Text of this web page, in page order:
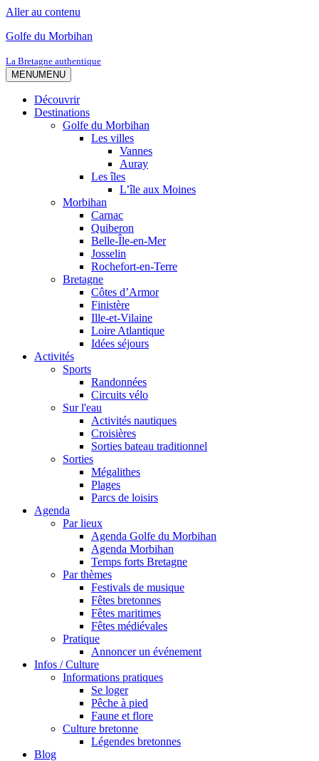
Aller au contenu
Golfe du Morbihan
La Bretagne authentique
MENUMENU
Découvrir
Destinations
Golfe du Morbihan
Les villes
Vannes
Auray
Les îles
L’île aux Moines
Morbihan
Carnac
Quiberon
Belle-Île-en-Mer
Josselin
Rochefort-en-Terre
Bretagne
Côtes d’Armor
Finistère
Ille-et-Vilaine
Loire Atlantique
Idées séjours
Activités
Sports
Randonnées
Circuits vélo
Sur l'eau
Activités nautiques
Croisières
Sorties bateau traditionnel
Sorties
Mégalithes
Plages
Parcs de loisirs
Agenda
Par lieux
Agenda Golfe du Morbihan
Agenda Morbihan
Temps forts Bretagne
Par thèmes
Festivals de musique
Fêtes bretonnes
Fêtes maritimes
Fêtes médiévales
Pratique
Annoncer un événement
Infos / Culture
Informations pratiques
Se loger
Pêche à pied
Faune et flore
Culture bretonne
Légendes bretonnes
Blog